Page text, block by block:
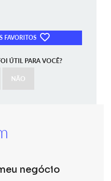
FAVORITOS
ÚTIL PARA VOCÊ?
NÃO
negócio